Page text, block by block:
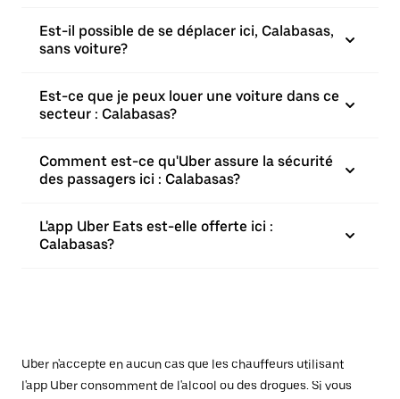
Est-il possible de se déplacer ici, Calabasas,
sans voiture?
Est-ce que je peux louer une voiture dans ce
secteur : Calabasas?
Comment est-ce qu'Uber assure la sécurité
des passagers ici : Calabasas?
L'app Uber Eats est-elle offerte ici :
Calabasas?
Uber n'accepte en aucun cas que les chauffeurs utilisant
l'app Uber consomment de l'alcool ou des drogues. Si vous